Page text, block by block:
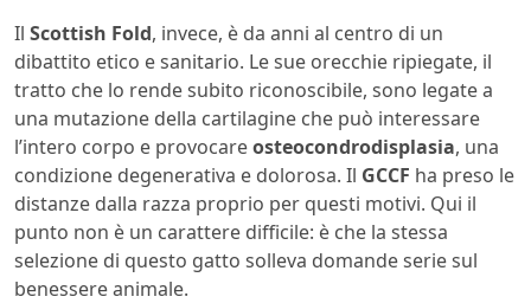
Il Scottish Fold, invece, è da anni al centro di un
dibattito etico e sanitario. Le sue orecchie ripiegate, il
tratto che lo rende subito riconoscibile, sono legate a
una mutazione della cartilagine che può interessare
l’intero corpo e provocareosteocondrodisplasia, una
condizione degenerativa e dolorosa. Il GCCF ha preso le
distanze dalla razza proprio per questi motivi. Qui il
punto non è un carattere difficile: è che la stessa
selezione di questo gatto solleva domande serie sul
benessere animale.